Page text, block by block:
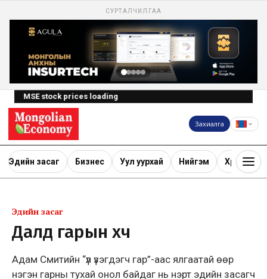
СУРТАЛЧИЛГАА
MSE stock prices loading
Захиалга
Эдийн засаг Бизнес Уул уурхай Нийгэм Хөрөнгө
Эдийн засаг
Далд гарын хүч
Адам Смитийн “үл үзэгдэгч гар”-аас ялгаатай өөр
нэгэн гарны тухай онол байдаг нь нэрт эдийн засагч